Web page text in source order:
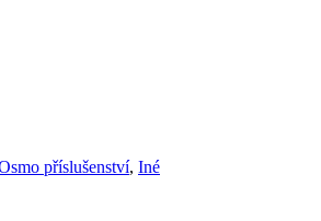
příslušenství, Iné